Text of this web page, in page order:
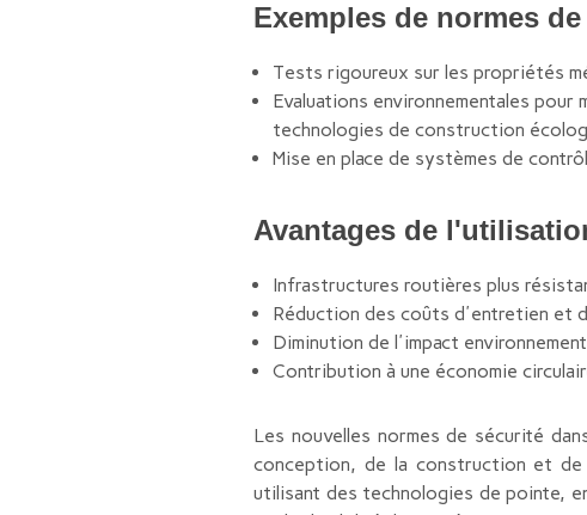
Exemples de normes
Tests rigoureux sur les propriétés
Evaluations environnementales
technologies de construction
Mise en place de systèmes de
Avantages de
Infrastructures routières plus
Réduction des coûts d'entretien et
Diminution de l'impact
Contribution à une économie
Les nouvelles normes de sécurité
conception, de la construction et
utilisant des technologies de pointe,